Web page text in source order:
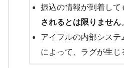
振込の情報が到着して
されるとは限りません
アイフルの内部シス
によって、ラグが生じ